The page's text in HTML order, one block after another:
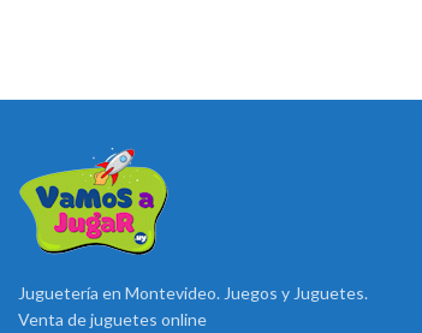
Juguetería en Montevideo. Juegos y Juguetes.
Venta de juguetes online